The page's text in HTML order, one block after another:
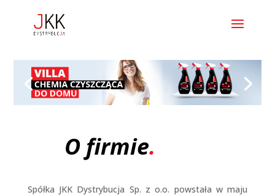
O firmie.
Spółka JKK Dystrybucja Sp. z o.o. powstała w maju